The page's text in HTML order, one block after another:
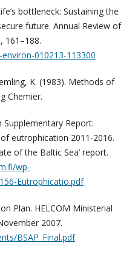
bottleneck: Sustaining the
future. Annual Review of
161–188.
010213-113300
K. (1983). Methods of
Chemier.
Supplementary Report:
eutrophication 2011-2016.
of the Baltic Sea’ report.
wp-
Eutrophicatio.pdf
Plan. HELCOM Ministerial
2007.
BSAP_Final.pdf